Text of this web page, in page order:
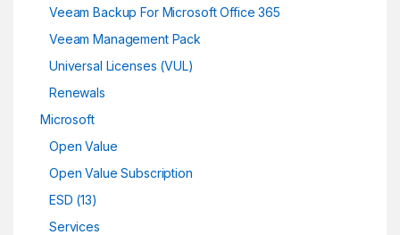
Veeam Backup For Microsoft Office 365
Veeam Management Pack
Universal Licenses (VUL)
Renewals
Microsoft
Open Value
Open Value Subscription
ESD (13)
Services